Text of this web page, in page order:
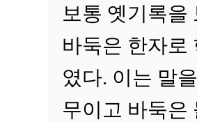
보통 옛기록을
바둑은 한자로
였다. 이는 말
무이고 바둑은